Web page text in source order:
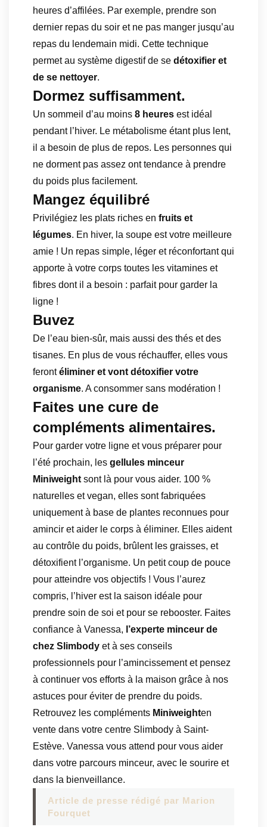
heures d’affilées. Par exemple, prendre son
dernier repas du soir et ne pas manger jusqu’au
repas du lendemain midi. Cette technique
permet au système digestif de se détoxifier et
de se nettoyer.
Dormez suffisamment.
Un sommeil d’au moins 8 heures est idéal
pendant l’hiver. Le métabolisme étant plus lent,
il a besoin de plus de repos. Les personnes qui
ne dorment pas assez ont tendance à prendre
du poids plus facilement.
Mangez équilibré
Privilégiez les plats riches en fruits et
légumes. En hiver, la soupe est votre meilleure
amie ! Un repas simple, léger et réconfortant qui
apporte à votre corps toutes les vitamines et
fibres dont il a besoin : parfait pour garder la
ligne !
Buvez
De l’eau bien-sûr, mais aussi des thés et des
tisanes. En plus de vous réchauffer, elles vous
ferontéliminer et vont détoxifier votre
organisme. A consommer sans modération !
Faites une cure de
compléments alimentaires.
Pour garder votre ligne et vous préparer pour
l’été prochain, les gellules minceur
Miniweight sont là pour vous aider. 100 %
naturelles et vegan, elles sont fabriquées
uniquement à base de plantes reconnues pour
amincir et aider le corps à éliminer. Elles aident
au contrôle du poids, brûlent les graisses, et
détoxifient l’organisme. Un petit coup de pouce
pour atteindre vos objectifs ! Vous l’aurez
compris, l’hiver est la saison idéale pour
prendre soin de soi et pour se rebooster. Faites
confiance à Vanessa, l’experte minceur de
chez Slimbody et à ses conseils
professionnels pour l’amincissement et pensez
à continuer vos efforts à la maison grâce à nos
astuces pour éviter de prendre du poids.
Retrouvez les compléments Miniweighten
vente dans votre centre Slimbody à Saint-
Estève. Vanessa vous attend pour vous aider
dans votre parcours minceur, avec le sourire et
dans la bienveillance.
Article de presse rédigé par Marion
Fourquet